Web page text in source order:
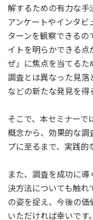
解するための有力な手
アンケートやインタ
ターンを観察できる
イトを明らかできる
ぜ」に焦点を当てる
調査とは異なった見落
などの新たな発見を得
そこで、本セミナー
概念から、効果的な
プに至るまで、実践的
また、調査を成功に
決方法についても触れ
の姿を捉え、今後の
いただければ幸いです。